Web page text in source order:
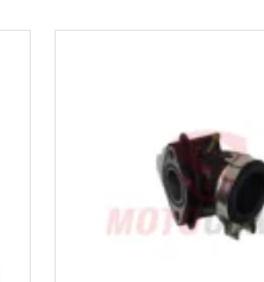
AÑADIR AL
CARRITO